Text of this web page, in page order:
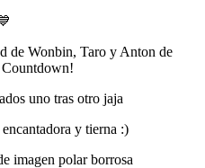
de Wonbin, Taro y Anton de
uno tras otro jaja
y tierna :)
imagen polar borrosa